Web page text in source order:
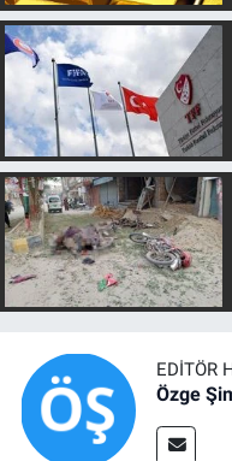
EDITÖR
Özge